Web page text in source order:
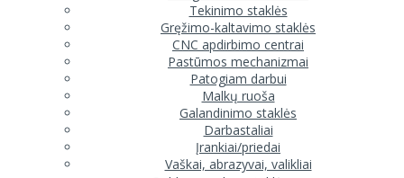
Tekinimo staklės
Gręžimo-kaltavimo staklės
CNC apdirbimo centrai
Pastūmos mechanizmai
Patogiam darbui
Malkų ruoša
Galandinimo staklės
Darbastaliai
Įrankiai/priedai
Vaškai, abrazyvai, valikliai